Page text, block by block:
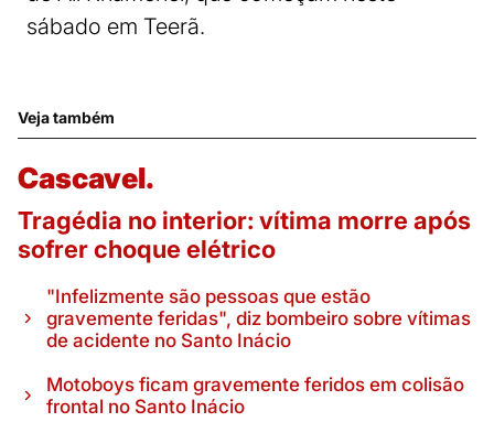
sábado em Teerã.
Veja também
Cascavel.
Tragédia no interior: vítima morre após
sofrer choque elétrico
"Infelizmente são pessoas que estão
gravemente feridas", diz bombeiro sobre vítimas
de acidente no Santo Inácio
Motoboys ficam gravemente feridos em colisão
frontal no Santo Inácio